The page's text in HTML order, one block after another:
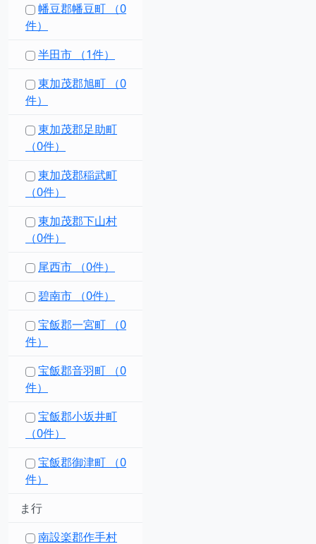
幡豆郡幡豆町 （0
件）
半田市 （1件）
東加茂郡旭町 （0
件）
東加茂郡足助町
（0件）
東加茂郡稲武町
（0件）
東加茂郡下山村
（0件）
尾西市 （0件）
碧南市 （0件）
宝飯郡一宮町 （0
件）
宝飯郡音羽町 （0
件）
宝飯郡小坂井町
（0件）
宝飯郡御津町 （0
件）
ま行
南設楽郡作手村